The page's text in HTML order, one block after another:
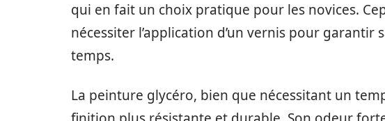
qui en fait un choix pratique pour les novices.
nécessiter l’application d’un vernis pour garantir
temps.
La peinture glycéro, bien que nécessitant un